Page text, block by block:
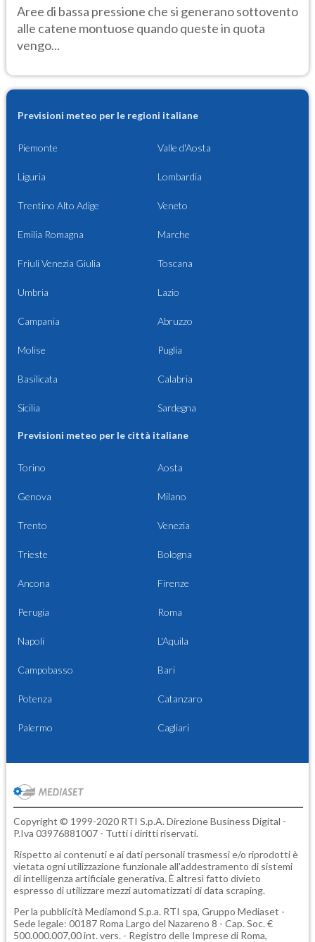
Aree di bassa pressione che si generano sottovento
alle catene montuose quando queste in quota
vengo...
Previsioni meteo per le regioni italiane
Piemonte Valle d'Aosta
Liguria Lombardia
Trentino Alto Adige Veneto
Emilia Romagna Marche
Friuli Venezia Giulia Toscana
Umbria Lazio
Campania Abruzzo
Molise Puglia
Basilicata Calabria
Sicilia Sardegna
Previsioni meteo per le città italiane
Torino Aosta
Genova Milano
Trento Venezia
Trieste Bologna
Ancona Firenze
Perugia Roma
Napoli L'Aquila
Campobasso Bari
Potenza Catanzaro
Palermo Cagliari
Copyright © 1999-2020 RTI S.p.A. Direzione Business Digital -
P.Iva 03976881007 - Tutti i diritti riservati.
Rispetto ai contenuti e ai dati personali trasmessi e/o riprodotti è
vietata ogni utilizzazione funzionale all'addestramento di sistemi
di intelligenza artificiale generativa. È altresì fatto divieto
espresso di utilizzare mezzi automatizzati di data scraping.
Per la pubblicità Mediamond S.p.a. RTI spa, Gruppo Mediaset -
Sede legale: 00187 Roma Largo del Nazareno 8 - Cap. Soc. €
500.000.007,00 int. vers. - Registro delle Imprese di Roma,